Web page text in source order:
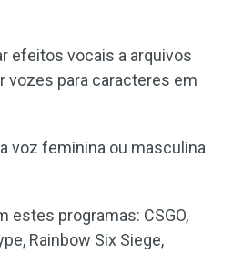
efeitos vocais a arquivos
vozes para caracteres em
voz feminina ou masculina
estes programas: CSGO,
Rainbow Six Siege,